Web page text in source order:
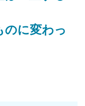
のに変わっ